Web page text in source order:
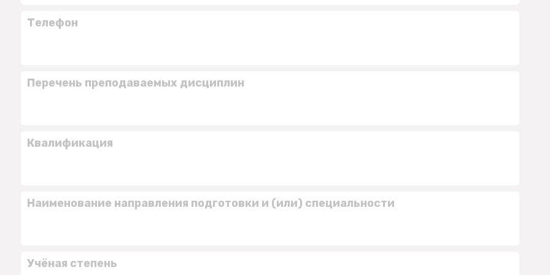
Телефон
Перечень преподаваемых дисциплин
Квалификация
Наименование направления подготовки и (или) специальности
Учёная степень